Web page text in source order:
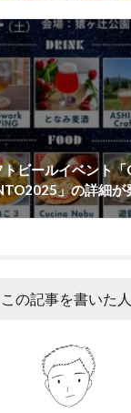
トビールイベント
」の詳細が
この記事を書いた人